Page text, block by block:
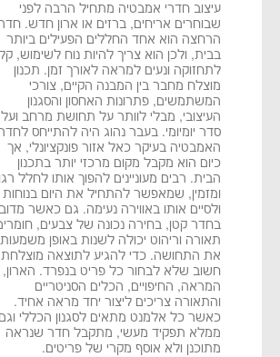
עיצוב חדרי אמבטיה מתחיל הרבה לפני
שבוחרים אריחים, ברזים או ארון חדש.
הרחצה הוא אחד החללים הפעילים ביותר
בבית, ולכן הוא צריך להיות נוח לשימוש,
לתחזוקה ונעים למראה לאורך זמן. תכנון
מוצלח מחבר בין המבנה הקיים, צורכי
המשתמשים, פתרונות האחסון והסגנון
העיצובי, מבלי לוותר על תחושת מרחב ועל
סדר יומיומי. בעבר נהוג היה להתייחס
האמבטיה בעיקר כאל אזור פונקציונלי, אך
כיום הוא מקבל מקום מרכזי יותר בתכנון
הבית. רבים מעוניינים להפוך אותו לחלל
ומזמין, שמאפשר להתחיל את היום בנוחות
ולסיים אותו באווירה נעימה. גם כאשר
בחדר קטן, בחירה נכונה של צבעים,
תאורה וריהוט יכולה לשנות באופן
את התחושה. כדי להגיע לתוצאה
חשוב שלא לבחור כל פריט בנפרד. הארון,
המראה, החיפויים, הכלים הסניטריים
והתאורה צריכים ליצור יחד מראה אחיד.
כאשר כל אלמנט מתאים לסגנון הכללי וגם
ממלא תפקיד מעשי, מתקבל חדר שנראה
מתוכנן ולא אוסף מקרי של פריטים.